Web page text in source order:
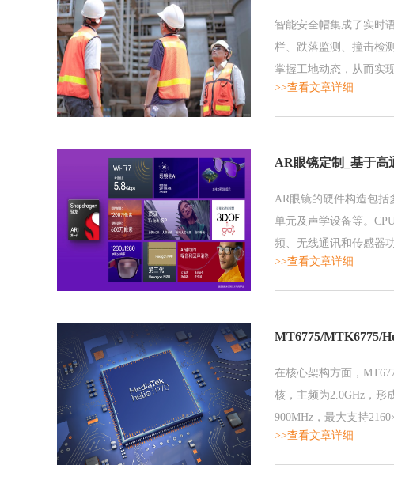
智能安全帽集成了实时
栏、跌落监测、撞击检
掌握工地动态，从而实
警，有效提升整体作业
>>查看文章详细
AR眼镜定制_基于
AR眼镜的硬件构造包括
单元及声学设备等。
频、无线通讯和传感器
高通骁龙AR1及紫光展
>>查看文章详细
MT6775/MTK6775/
在核心架构方面，
核，主频为2.0GHz，形
900MHz，最大支持
响应速度，包括屏幕显
>>查看文章详细